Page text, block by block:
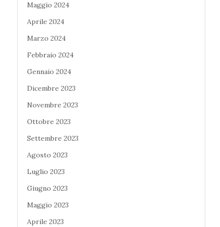
Maggio 2024
Aprile 2024
Marzo 2024
Febbraio 2024
Gennaio 2024
Dicembre 2023
Novembre 2023
Ottobre 2023
Settembre 2023
Agosto 2023
Luglio 2023
Giugno 2023
Maggio 2023
Aprile 2023